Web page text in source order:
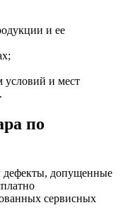
и ее
условий и мест
по
дефекты, допущенные
сервисных